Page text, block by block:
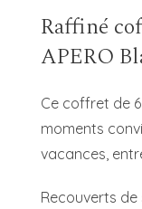
Raffiné
APERO
Ce coffret de
moments
vacances,
Recouverts